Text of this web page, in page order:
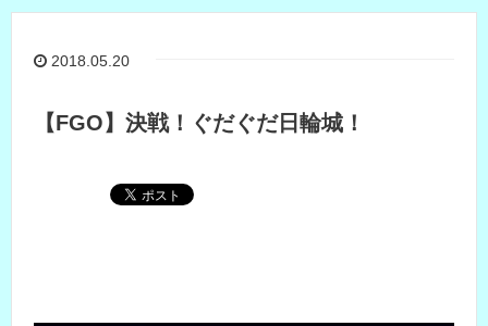
2018.05.20
【FGO】決戦！ぐだぐだ日輪城！